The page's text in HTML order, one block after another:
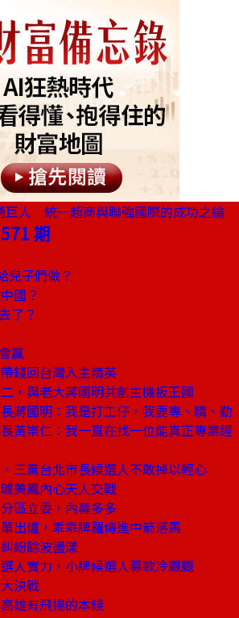
巨人 統一超商與聯強國際的成功之鑰
期
兒子們做？
國？
了？
贏
錢回台灣入主精英
，與老大蔣國明共創主機板王國
蔣國明：我是打工仔，我要專、精、勤
黃崇仁：我一直在找一位能真正專業經
三黨台北市長候選人不敢掉以輕心
美鳳內心天人交戰
區立委，內幕多多
出爐，乖乖牌羅傳進中箭落馬
紛餘波盪漾
人實力，小牌候選人募款冷颼颼
決戰
雄有飛揚的本錢